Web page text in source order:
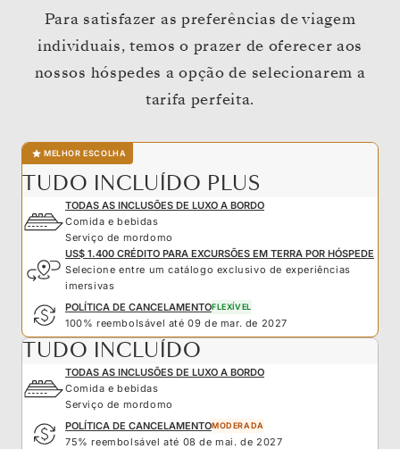
Para satisfazer as preferências de viagem
individuais, temos o prazer de oferecer aos
nossos hóspedes a opção de selecionarem a
tarifa perfeita.
MELHOR ESCOLHA
TUDO INCLUÍDO PLUS
TODAS AS INCLUSÕES DE LUXO A BORDO
Comida e bebidas
Serviço de mordomo
US$ 1.400 CRÉDITO PARA EXCURSÕES EM TERRA POR HÓSPEDE
Selecione entre um catálogo exclusivo de experiências
imersivas
POLÍTICA DE CANCELAMENTOFLEXÍVEL
100% reembolsável até 09 de mar. de 2027
TUDO INCLUÍDO
TODAS AS INCLUSÕES DE LUXO A BORDO
Comida e bebidas
Serviço de mordomo
POLÍTICA DE CANCELAMENTOMODERADA
75% reembolsável até 08 de mai. de 2027